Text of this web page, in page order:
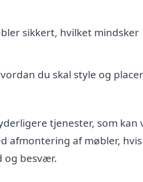
sikkert, hvilket mindsker
du skal style og
tjenester, som kan
afmontering af møbler,
og besvær.